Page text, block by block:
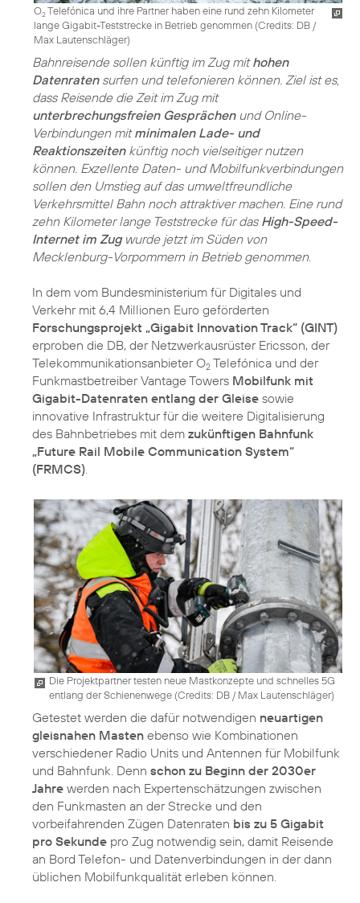
O2Telefónica und ihre Partner haben eine rund zehn Kilometer
lange Gigabit-Teststrecke in Betrieb genommen (Credits: DB /
Max Lautenschläger)
Bahnreisende sollen künftig im Zug mithohen
Datenratensurfen und telefonieren können. Ziel ist es,
dass Reisende die Zeit im Zug mit
unterbrechungsfreien Gesprächenund Online-
Verbindungen mitminimalen Lade- und
Reaktionszeitenkünftig noch vielseitiger nutzen
können. Exzellente Daten- und Mobilfunkverbindungen
sollen den Umstieg auf das umweltfreundliche
Verkehrsmittel Bahn noch attraktiver machen. Eine rund
zehn Kilometer lange Teststrecke für das High-Speed-
Internet im Zugwurde jetzt im Süden von
Mecklenburg-Vorpommern in Betrieb genommen.
In dem vom Bundesministerium für Digitales und
Verkehr mit 6,4 Millionen Euro geförderten
Forschungsprojekt „Gigabit Innovation Track“ (GINT)
erproben die DB, der Netzwerkausrüster Ericsson, der
Telekommunikationsanbieter O2 Telefónica und der
Funkmastbetreiber Vantage Towers Mobilfunk mit
Gigabit-Datenraten entlang der Gleise sowie
innovative Infrastruktur für die weitere Digitalisierung
des Bahnbetriebes mit dem zukünftigen Bahnfunk
„Future Rail Mobile Communication System“
(FRMCS)
Die Projektpartner testen neue Mastkonzepte und schnelles 5G
entlang der Schienenwege (Credits: DB / Max Lautenschläger)
Getestet werden die dafür notwendigen neuartigen
gleisnahen Masten ebenso wie Kombinationen
verschiedener Radio Units und Antennen für Mobilfunk
und Bahnfunk. Denn schon zu Beginn der 2030er
Jahre werden nach Expertenschätzungen zwischen
den Funkmasten an der Strecke und den
vorbeifahrenden Zügen Datenraten bis zu 5 Gigabit
pro Sekunde pro Zug notwendig sein, damit Reisende
an Bord Telefon- und Datenverbindungen in der dann
üblichen Mobilfunkqualität erleben können.